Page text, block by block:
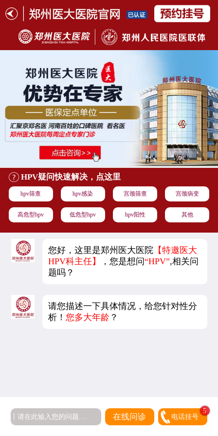
HPV疑问快速解决，点这里
hpv筛查 hpv感染 宫颈筛查 宫颈病变
高危型hpv 低危型hpv hpv阳性 其他
您好，这里是郑州医大医院 【特邀医大
HPV科主任】
，您是想问“HPV”,相关问
题吗？
请您描述一下具体情况，给您针对性分
析！您多大年龄 ？
在线问诊 电话挂号
5